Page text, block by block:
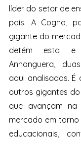
líder do setor de
país. A Cogna,
gigante do
detém esta e
Anhanguera,
aqui analisadas.
outros gigantes
que avançam
mercado em
educacionais,